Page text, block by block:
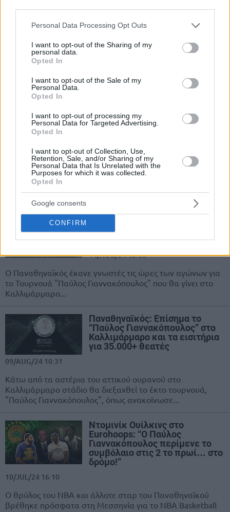
Please note that this website/app uses one or more Google
not limited to your visit or usage behaviour. You may click to
grant or deny consent to Google and its third-party tags to
use your data for below specified purposes in below Google
consent section.
Personal Data Processing Opt Outs
I want to opt-out of the Sharing of my
personal data.
Opted In
I want to opt-out of the Sale of my
Personal Data.
Opted In
I want to opt-out of processing my
Personal Data for Targeted Advertising.
Opted In
I want to opt-out of Collection, Use,
Retention, Sale, and/or Sharing of my
Personal Data that Is Unrelated with the
Purposes for which it was collected.
Opted In
Google consents
CONFIRM
Παναθηναϊκός: Κόντρα στη
“Παύλος Γιαννακόπουλος”
Ο Παναθηναϊκός αντιμετωπίζει τη Μακάμπι Τελ Αβίβ
σήμερα στο κλειστό της Γλυφάδας, πριν την αυριανή
διεξαγωγή του "Παύλος Γιαννακόπουλος"...
Πέθανε ο ηθοποιός Δάνης
01/SEP/24 12:37
Ο Δάνης Κατρανίδης "έφυγε" από τη ζωή σε ηλικία 75
ετών! Τα συλλυπητήρια του Παναθηναϊκού για τον
αγαπημένο ηθοποιό...
του τουρνουά “Παύλος
Γιαννακόπουλος”
14/AUG/24 12:56
Ο Παναθηναϊκός έκανε γνωστές τις ώρες των αγώνων για
το Τουρνουά "Παύλος Γιαννακόπουλος" που θα γίνει στο
Καλλιμάρμαρο...
Παναθηναϊκός: Επίσημα το
“Παύλος Γιαννακόπουλος” στο
Καλλιμάρμαρο και τα εισιτήρια
για 35.000+ θεατές
09/AUG/24 10:31
Κάτω από τα αστέρια του αττικού ουρανού στο
Καλλιμάρμαρο στάδιο θα διεξαχθεί το έκτο τουρνουά,
"Παύλος Γιαννακόπουλος", όπως ανακοίνωσε...
Ντομινίκ Ουίλκινς στο
Eurohoops: “Ο Παύλος
Γιαννακόπουλος περίμενε το
συμβόλαιο στις 2 το πρωί… στο
δρόμο!”
10/JUL/24 16:10
Ο θρύλος του ΝΒΑ και άλλοτε σταρ του Παναθηναϊκού
βρέθηκε πρόσφατα στη Μεσσηνία για το NBA Basketball